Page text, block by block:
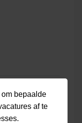
kandidaat
bepaalde
af te